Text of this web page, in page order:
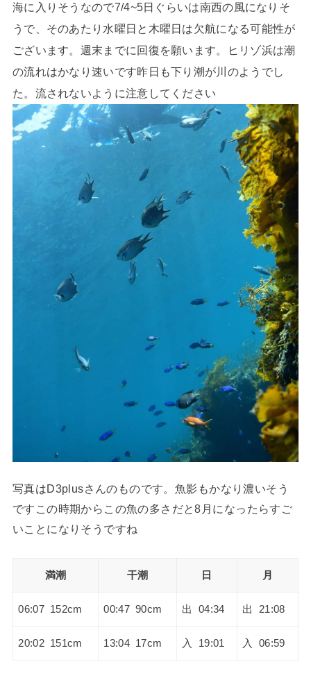
海に入りそうなので7/4~5日ぐらいは南西の風になりそ
うで、そのあたり水曜日と木曜日は欠航になる可能性が
ございます。週末までに回復を願います。ヒリゾ浜は潮
の流れはかなり速いです昨日も下り潮が川のようでし
た。流されないように注意してください
写真はD3plusさんのものです。魚影もかなり濃いそう
ですこの時期からこの魚の多さだと8月になったらすご
いことになりそうですね
満潮 干潮 日 月
06:07 152cm 00:47 90cm 出 04:34 出 21:08
20:02 151cm 13:04 17cm 入 19:01 入 06:59